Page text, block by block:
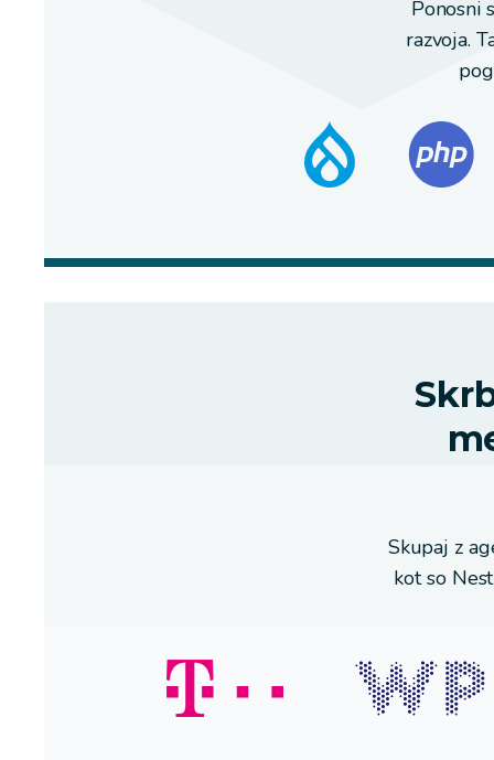
Ponosni
razvoja.
Skupaj z
kot so